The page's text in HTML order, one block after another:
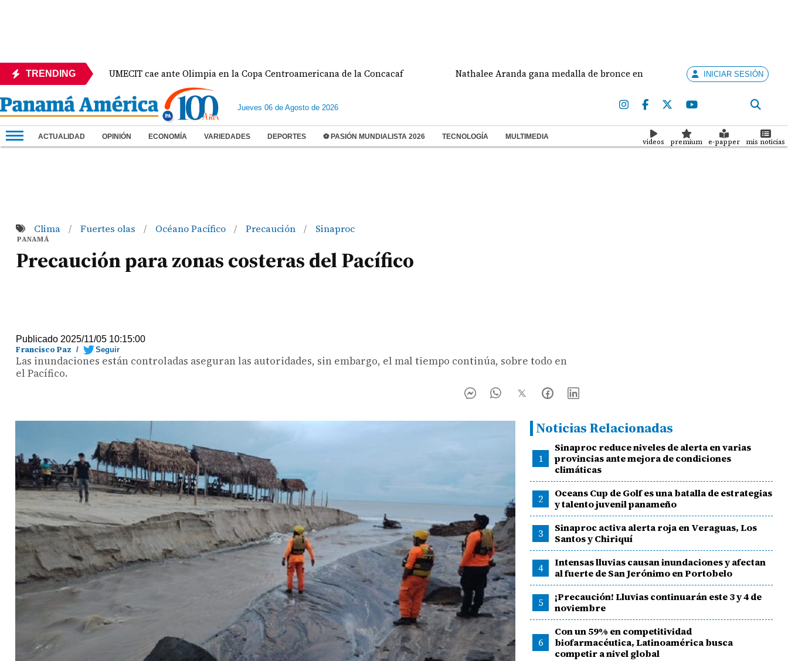
TRENDINGUMECIT cae ante Olimpia en la Copa Centroamericana de la Concacaf Nathalee Aranda gana medalla de bronce en salto largo femenino José Fajardo
INICIAR SESIÓN
Jueves 06 de Agosto de 2026
ACTUALIDAD OPINIÓN ECONOMÍA VARIEDADES DEPORTES ⚽ PASIÓN MUNDIALISTA 2026 TECNOLOGÍA MULTIMEDIA
videos premium e-papper mis noticias
Clima / Fuertes olas / Océano Pacífico / Precaución / Sinaproc
PANAMÁ
Precaución para zonas costeras del Pacífico
Publicado 2025/11/05 10:15:00
Francisco Paz / Seguir
Las inundaciones están controladas aseguran las autoridades, sin embargo, el mal tiempo continúa, sobre todo en
el Pacífico.
Noticias Relacionadas
1
Sinaproc reduce niveles de alerta en varias
provincias ante mejora de condiciones
climáticas
2
Oceans Cup de Golf es una batalla de estrategias
y talento juvenil panameño
3
Sinaproc activa alerta roja en Veraguas, Los
Santos y Chiriquí
4
Intensas lluvias causan inundaciones y afectan
al fuerte de San Jerónimo en Portobelo
5
¡Precaución! Lluvias continuarán este 3 y 4 de
noviembre
6
Con un 59% en competitividad
biofarmacéutica, Latinoamérica busca
competir a nivel global